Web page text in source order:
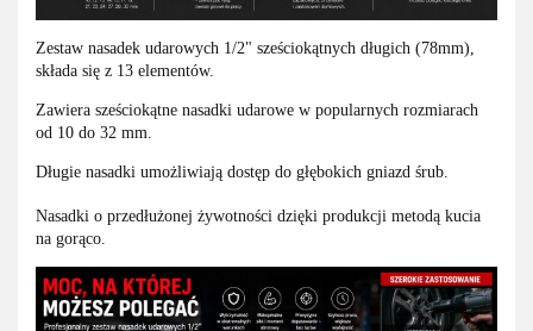
Zestaw nasadek udarowych 1/2" sześciokątnych długich (78mm),
składa się z 13 elementów.
Zawiera sześciokątne nasadki udarowe w popularnych rozmiarach
od 10 do 32 mm.
Długie nasadki umożliwiają dostęp do głębokich gniazd śrub.
Nasadki o przedłużonej żywotności dzięki produkcji metodą kucia
na gorąco.